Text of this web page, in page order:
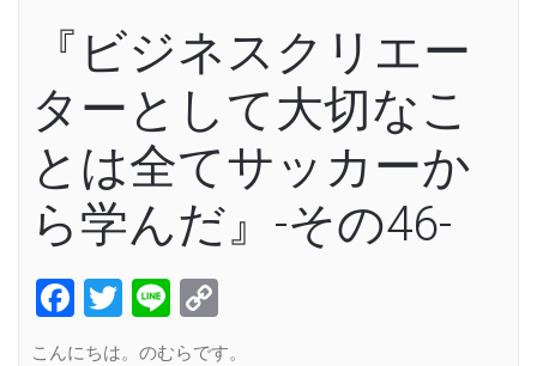
『ビジネスクリエー
ターとして大切なこ
とは全てサッカーか
ら学んだ』-その46-
Facebook
Twitter
Line
Link
こんにちは。のむらです。